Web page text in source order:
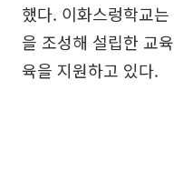
했다. 이화스렁학교
을 조성해 설립한 교
육을 지원하고 있다.